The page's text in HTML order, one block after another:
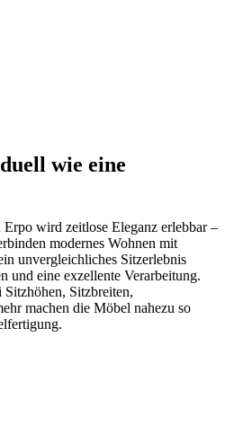
wie eine
wird zeitlose Eleganz erlebbar –
modernes Wohnen mit
unvergleichliches Sitzerlebnis
und eine exzellente Verarbeitung.
Sitzbreiten,
machen die Möbel nahezu so